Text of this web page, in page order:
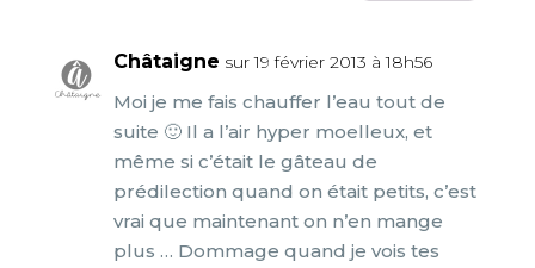
Châtaigne sur 19 février 2013 à 18h56
Moi je me fais chauffer l’eau tout de
suite 🙂 Il a l’air hyper moelleux, et
même si c’était le gâteau de
prédilection quand on était petits, c’est
vrai que maintenant on n’en mange
plus … Dommage quand je vois tes